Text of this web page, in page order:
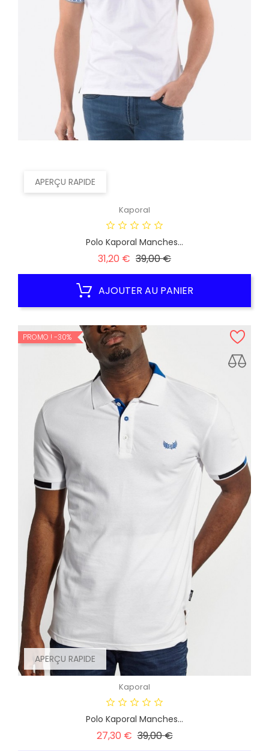
APERÇU RAPIDE
Kaporal
Polo Kaporal Manches...
31,20 € Prix
39,00 €Prix
AJOUTER AU PANIER
APERÇU RAPIDE
PROMO ! -30%
Kaporal
Polo Kaporal Manches...
27,30 € Prix
39,00 €Prix